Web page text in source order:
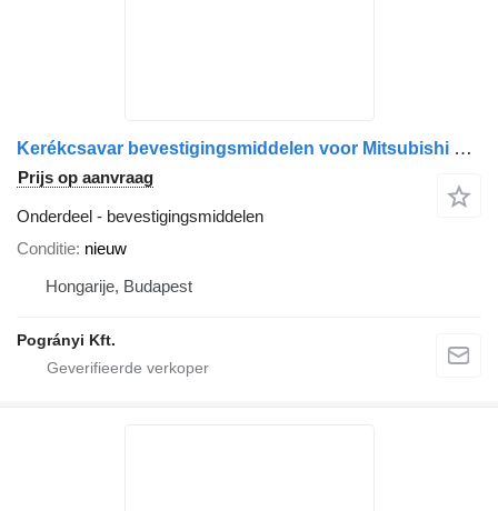
Kerékcsavar bevestigingsmiddelen voor Mitsubishi Fuso CAnter vrachtwagen
Prijs op aanvraag
Onderdeel - bevestigingsmiddelen
Conditie nieuw
Hongarije, Budapest
Pogrányi Kft.